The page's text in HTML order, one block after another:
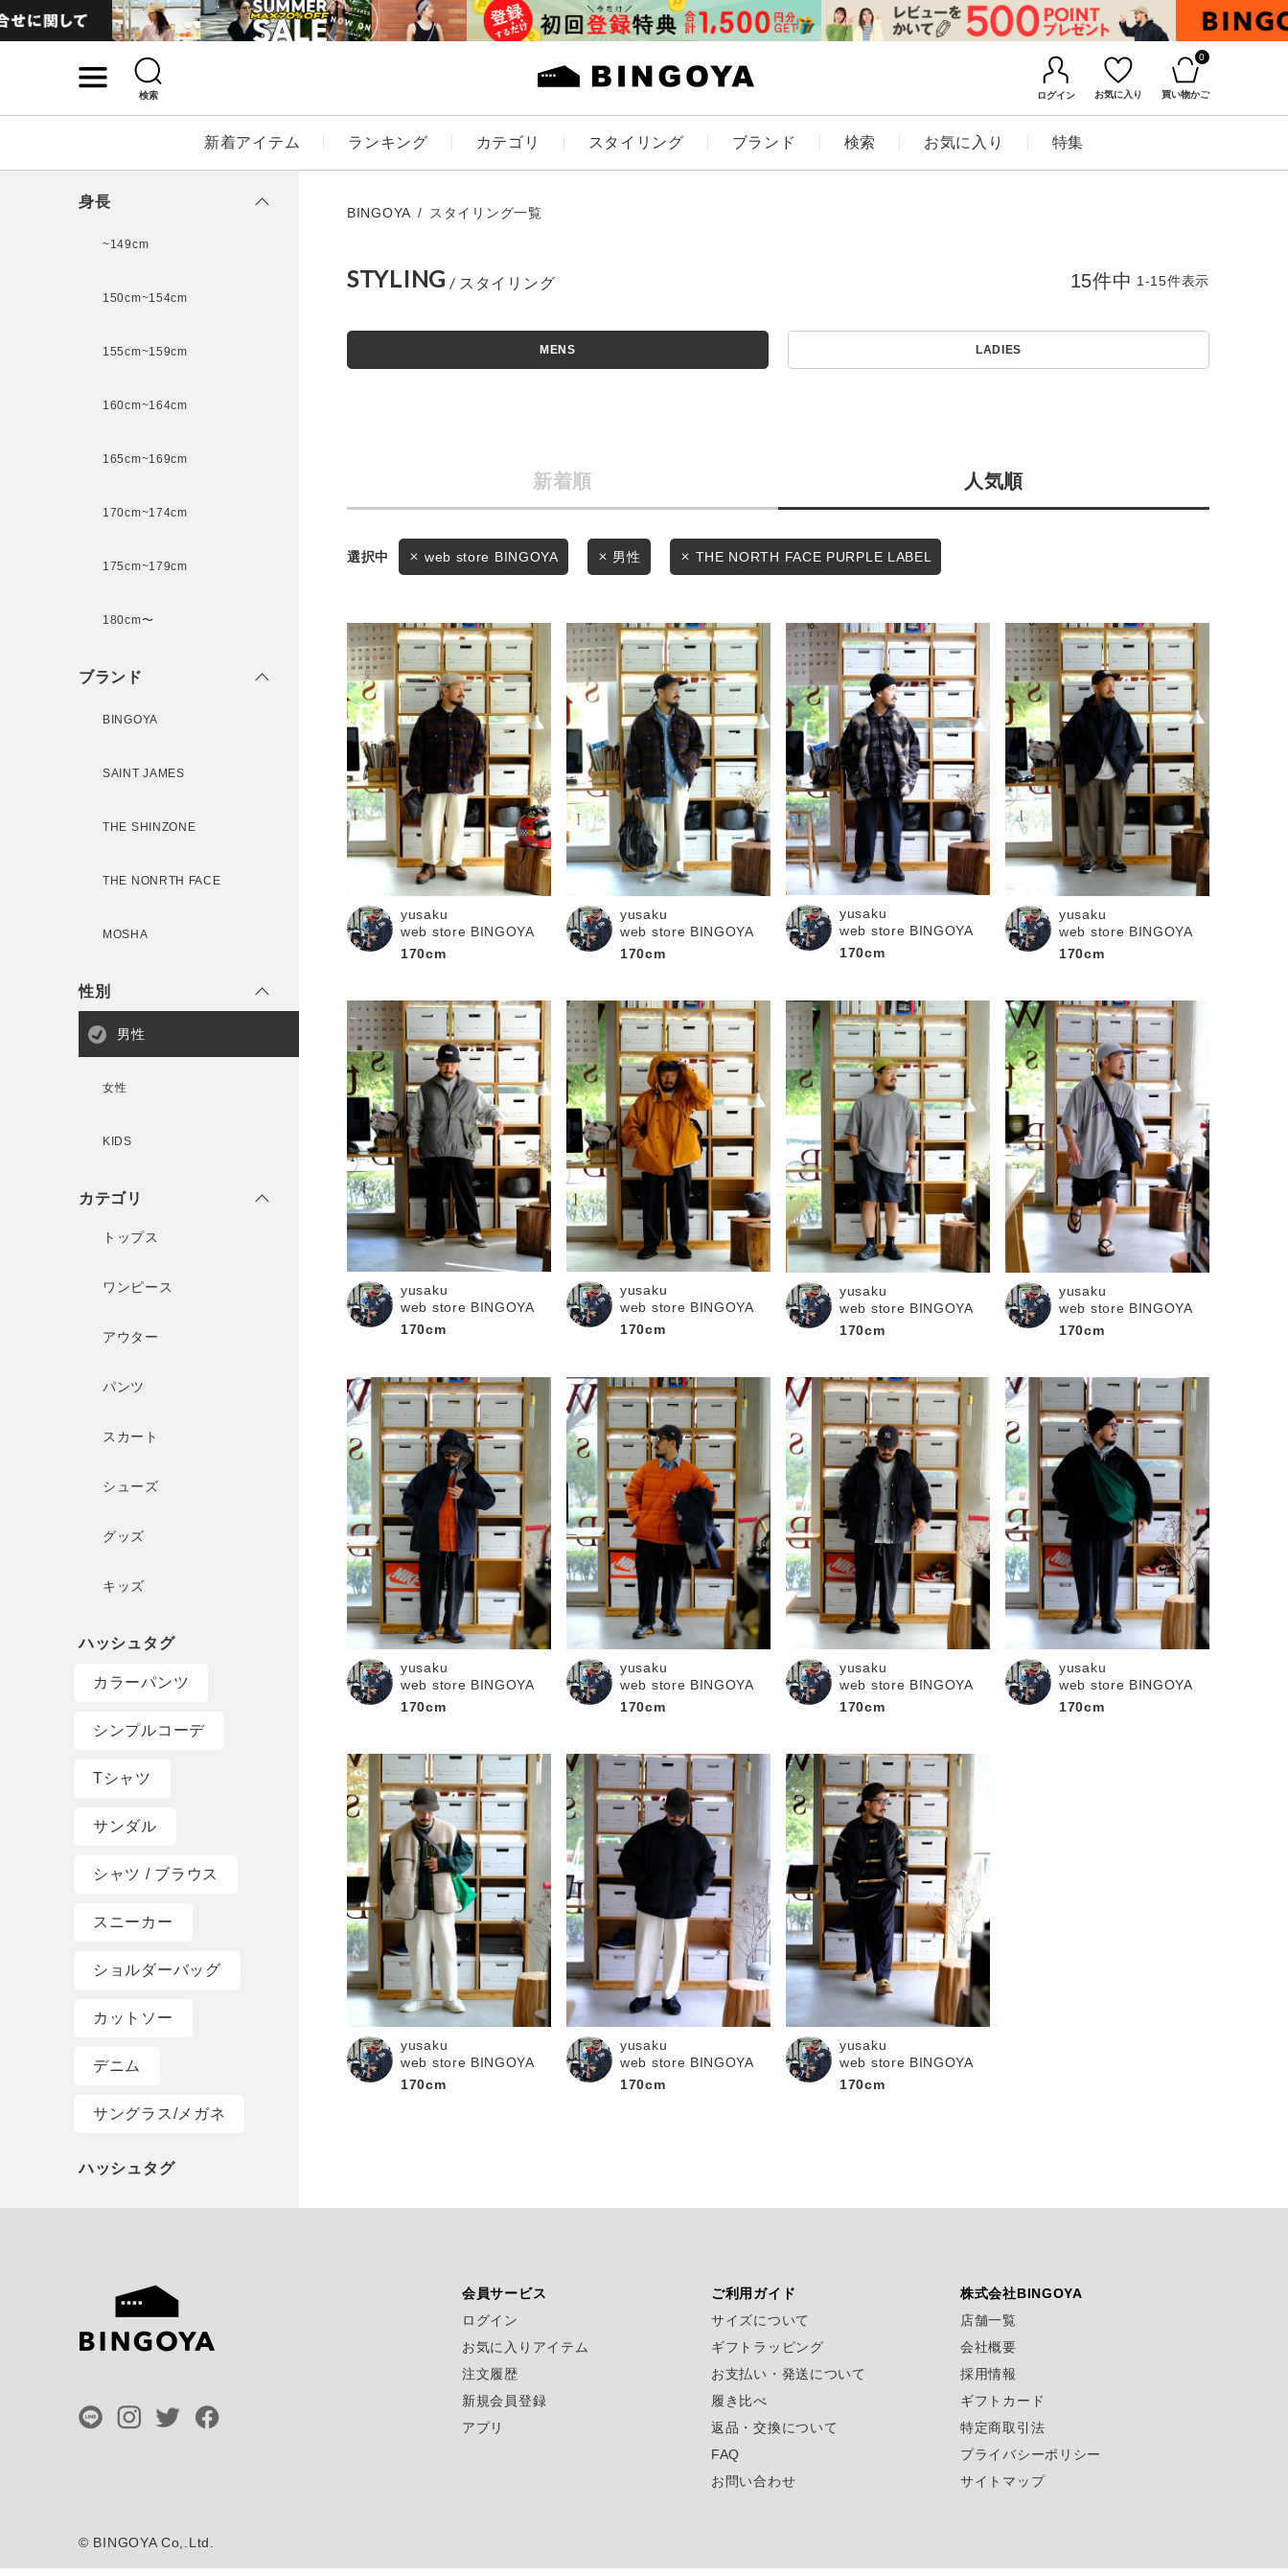
検索 ログイン お気に入り
0
買い物かご
新着アイテム ランキング カテゴリ スタイリング ブランド 検索 お気に入り 特集
ログイン / マイページ
新規会員登録
アイテムを探す
スタイリングから探す
WEB限定アイテムを探す
BINGOYAについて
採用情報
お知らせ・ご利用ガイド
お知らせ
ご利用ガイド
ギフトラッピング
お問い合わせ
BINGOYA
無料公式アプリダウンロード
キーワード
価格
セール価格 WEB限定
在庫
在庫あり 在庫なし含む
この条件で絞り込む
身長
~149cm
150cm~154cm
155cm~159cm
160cm~164cm
165cm~169cm
170cm~174cm
175cm~179cm
180cm〜
ブランド
BINGOYA
SAINT JAMES
THE SHINZONE
THE NONRTH FACE
MOSHA
性別
男性
女性
KIDS
カテゴリ
トップス
ワンピース
アウター
パンツ
スカート
シューズ
グッズ
キッズ
カラーパンツ
シンプルコーデ
Tシャツ
サンダル
シャツ / ブラウス
スニーカー
ショルダーバッグ
カットソー
デニム
サングラス/メガネ
BINGOYA スタイリング一覧
STYLING
MENS LADIES
新着順 人気順
15件中 1-15件表示
web store BINGOYA 男性 THE NORTH FACE PURPLE LABEL
yusaku
web store BINGOYA
170cm
yusaku
web store BINGOYA
170cm
yusaku
web store BINGOYA
170cm
yusaku
web store BINGOYA
170cm
yusaku
web store BINGOYA
170cm
yusaku
web store BINGOYA
170cm
yusaku
web store BINGOYA
170cm
yusaku
web store BINGOYA
170cm
yusaku
web store BINGOYA
170cm
yusaku
web store BINGOYA
170cm
yusaku
web store BINGOYA
170cm
yusaku
web store BINGOYA
170cm
yusaku
web store BINGOYA
170cm
yusaku
web store BINGOYA
170cm
yusaku
web store BINGOYA
170cm
会員サービス
ログイン
お気に入りアイテム
注文履歴
新規会員登録
アプリ
ご利用ガイド
サイズについて
ギフトラッピング
お支払い・発送について
履き比べ
返品・交換について
FAQ
お問い合わせ
株式会社BINGOYA
店舗一覧
会社概要
採用情報
ギフトカード
特定商取引法
プライバシーポリシー
サイトマップ
© BINGOYA Co,.Ltd.